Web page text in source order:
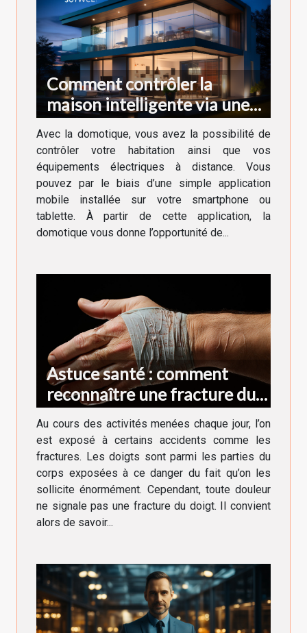
Comment contrôler la
maison intelligente via une
application ?
Avec la domotique, vous avez la possibilité de
contrôler votre habitation ainsi que vos
équipements électriques à distance. Vous
pouvez par le biais d’une simple application
mobile installée sur votre smartphone ou
tablette. À partir de cette application, la
domotique vous donne l’opportunité de...
Astuce santé : comment
reconnaître une fracture du
doigt ?
Au cours des activités menées chaque jour, l’on
est exposé à certains accidents comme les
fractures. Les doigts sont parmi les parties du
corps exposées à ce danger du fait qu’on les
sollicite énormément. Cependant, toute douleur
ne signale pas une fracture du doigt. Il convient
alors de savoir...